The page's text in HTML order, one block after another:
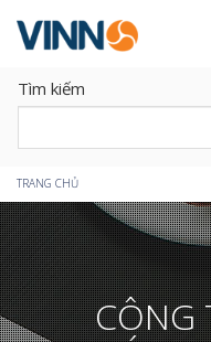
Tìm kiếm
Bạn
đang
ở
đây
TRANG CHỦ
CÔNG